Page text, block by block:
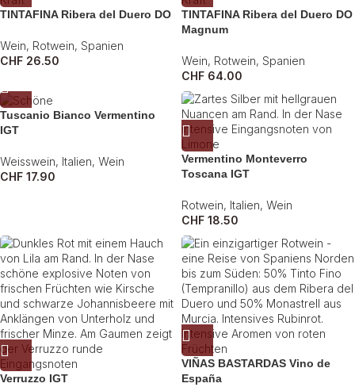
TINTAFINA Ribera del Duero DO
Wein, Rotwein, Spanien
CHF 26.50
TINTAFINA Ribera del Duero DO
Magnum
Wein, Rotwein, Spanien
CHF 64.00
Tuscanio Bianco Vermentino
IGT
Weisswein, Italien, Wein
CHF 17.90
Vermentino Monteverro
Toscana IGT
Rotwein, Italien, Wein
CHF 18.50
Verruzzo IGT
VIÑAS BASTARDAS Vino de
España